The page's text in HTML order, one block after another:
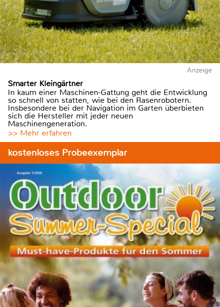
Anzeige
Smarter Kleingärtner
In kaum einer Maschinen-Gattung geht die Entwicklung
so schnell von statten, wie bei den Rasenrobotern.
Insbesondere bei der Navigation im Garten überbieten
sich die Hersteller mit jeder neuen
Maschinengeneration.
>> Mehr erfahren
kostenloses Probeexemplar